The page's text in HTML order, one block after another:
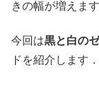
きの幅が増えます
今回は黒と白の
ドを紹介します．